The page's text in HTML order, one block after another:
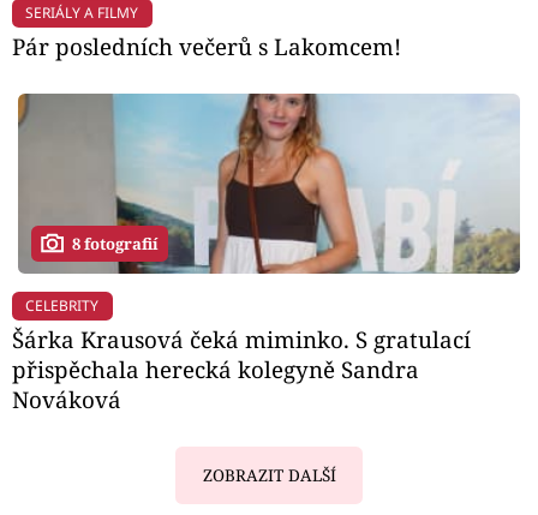
SERIÁLY A FILMY
Pár posledních večerů s Lakomcem!
8 fotografií
CELEBRITY
Šárka Krausová čeká miminko. S gratulací
přispěchala herecká kolegyně Sandra
Nováková
ZOBRAZIT DALŠÍ